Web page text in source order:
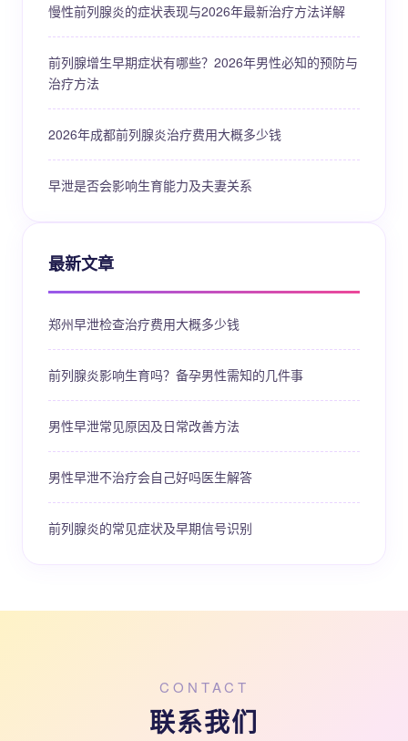
慢性前列腺炎的症状表现与2026年最新治疗方法详解
前列腺增生早期症状有哪些？2026年男性必知的预防与
治疗方法
2026年成都前列腺炎治疗费用大概多少钱
早泄是否会影响生育能力及夫妻关系
最新文章
郑州早泄检查治疗费用大概多少钱
前列腺炎影响生育吗？备孕男性需知的几件事
男性早泄常见原因及日常改善方法
男性早泄不治疗会自己好吗医生解答
前列腺炎的常见症状及早期信号识别
CONTACT
联系我们